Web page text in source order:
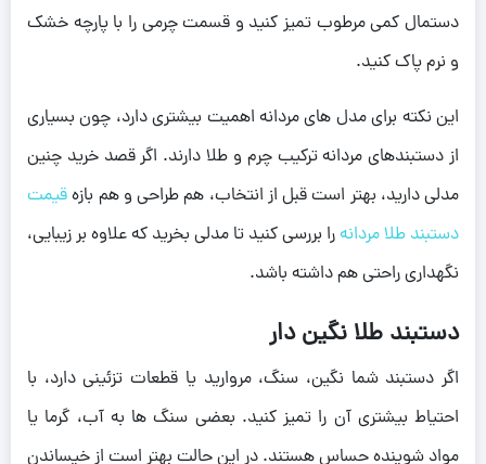
دستمال کمی مرطوب تمیز کنید و قسمت چرمی را با پارچه خشک
و نرم پاک کنید.
این نکته برای مدل های مردانه اهمیت بیشتری دارد، چون بسیاری
از دستبندهای مردانه ترکیب چرم و طلا دارند. اگر قصد خرید چنین
مدلی دارید، بهتر است قبل از انتخاب، هم طراحی و هم بازهقیمت
دستبند طلا مردانهرا بررسی کنید تا مدلی بخرید که علاوه بر زیبایی،
نگهداری راحتی هم داشته باشد.
دستبند طلا نگین دار
اگر دستبند شما نگین، سنگ، مروارید یا قطعات تزئینی دارد، با
احتیاط بیشتری آن را تمیز کنید. بعضی سنگ ها به آب، گرما یا
مواد شوینده حساس هستند. در این حالت بهتر است از خیساندن